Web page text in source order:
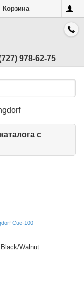
Корзина
978-62-75
с
Cue-100
Walnut